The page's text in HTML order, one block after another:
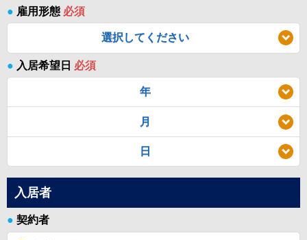
● 雇用形態 必須
選択してください
● 入居希望日 必須
年
月
日
入居者
● 契約者